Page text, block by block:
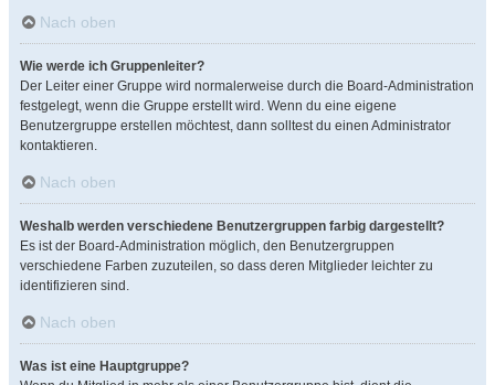
Nach oben
Wie werde ich Gruppenleiter?
Der Leiter einer Gruppe wird normalerweise durch die Board-Administration
festgelegt, wenn die Gruppe erstellt wird. Wenn du eine eigene
Benutzergruppe erstellen möchtest, dann solltest du einen Administrator
kontaktieren.
Nach oben
Weshalb werden verschiedene Benutzergruppen farbig dargestellt?
Es ist der Board-Administration möglich, den Benutzergruppen
verschiedene Farben zuzuteilen, so dass deren Mitglieder leichter zu
identifizieren sind.
Nach oben
Was ist eine Hauptgruppe?